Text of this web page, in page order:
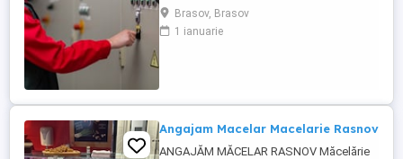
schimburi) Persoanele selectate vor
participa alături de angajaţi experimentaţi
la cunoaşterea domeniului şi a sarcinilor
Brasov, Brasov
1 ianuarie
Angajam Macelar Macelarie Rasnov
ANGAJĂM MĂCELAR RASNOV Măcelărie